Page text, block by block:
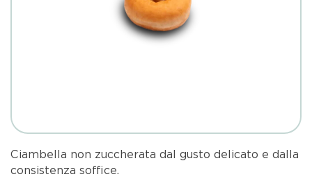
Ciambella non zuccherata dal gusto delicato e dalla
consistenza soffice.